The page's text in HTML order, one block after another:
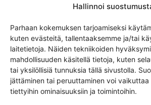
Hallinnoi
Parhaan kokemuksen tarjoamiseksi
kuten evästeitä, tallentaaksemme ja/tai
laitetietoja. Näiden tekniikoiden
mahdollisuuden käsitellä tietoja, kuten
tai yksilöllisiä tunnuksia tällä sivustolla.
jättäminen tai peruuttaminen voi vaikuttaa
tiettyihin ominaisuuksiin ja toimintoihin.
Get -5%
off?
Yes! I want the